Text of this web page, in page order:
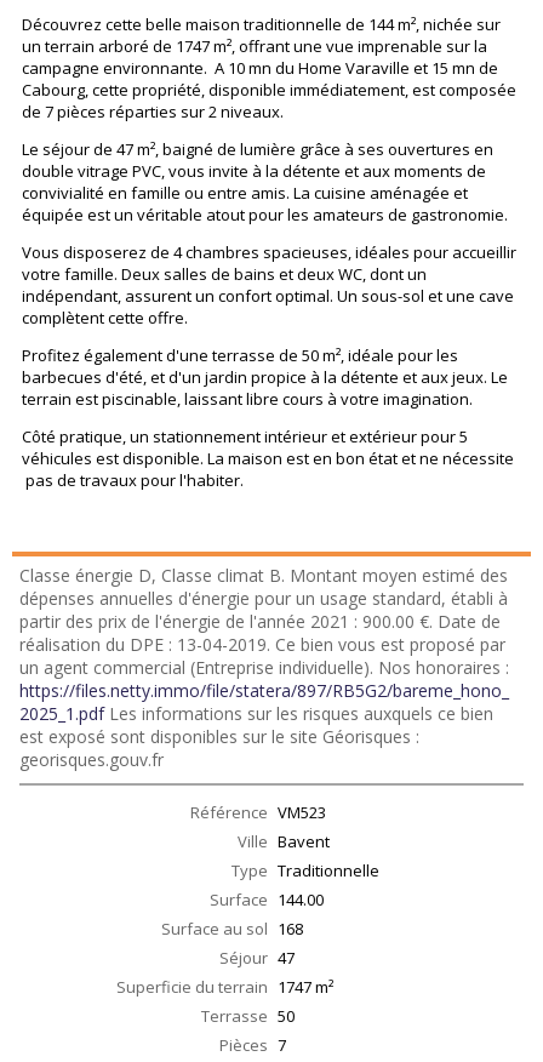
Découvrez cette belle maison traditionnelle de 144 m², nichée sur
un terrain arboré de 1747 m², offrant une vue imprenable sur la
campagne environnante. A 10 mn du Home Varaville et 15 mn de
Cabourg, cette propriété, disponible immédiatement, est composée
de 7 pièces réparties sur 2 niveaux.
Le séjour de 47 m², baigné de lumière grâce à ses ouvertures en
double vitrage PVC, vous invite à la détente et aux moments de
convivialité en famille ou entre amis. La cuisine aménagée et
équipée est un véritable atout pour les amateurs de gastronomie.
Vous disposerez de 4 chambres spacieuses, idéales pour accueillir
votre famille. Deux salles de bains et deux WC, dont un
indépendant, assurent un confort optimal. Un sous-sol et une cave
complètent cette offre.
Profitez également d'une terrasse de 50 m², idéale pour les
barbecues d'été, et d'un jardin propice à la détente et aux jeux. Le
terrain est piscinable, laissant libre cours à votre imagination.
Côté pratique, un stationnement intérieur et extérieur pour 5
véhicules est disponible. La maison est en bon état et ne nécessite
pas de travaux pour l'habiter.
Classe énergie D, Classe climat B. Montant moyen estimé des
dépenses annuelles d'énergie pour un usage standard, établi à
partir des prix de l'énergie de l'année 2021 : 900.00 €. Date de
réalisation du DPE : 13-04-2019. Ce bien vous est proposé par
un agent commercial (Entreprise individuelle). Nos honoraires :
https://files.netty.immo/file/statera/897/RB5G2/bareme_hono_
2025_1.pdfLes informations sur les risques auxquels ce bien
est exposé sont disponibles sur le site Géorisques :
georisques.gouv.fr
Référence VM523
Ville Bavent
Type Traditionnelle
Surface 144.00
Surface au sol 168
Séjour 47
Superficie du terrain 1747 m²
Terrasse 50
Pièces 7